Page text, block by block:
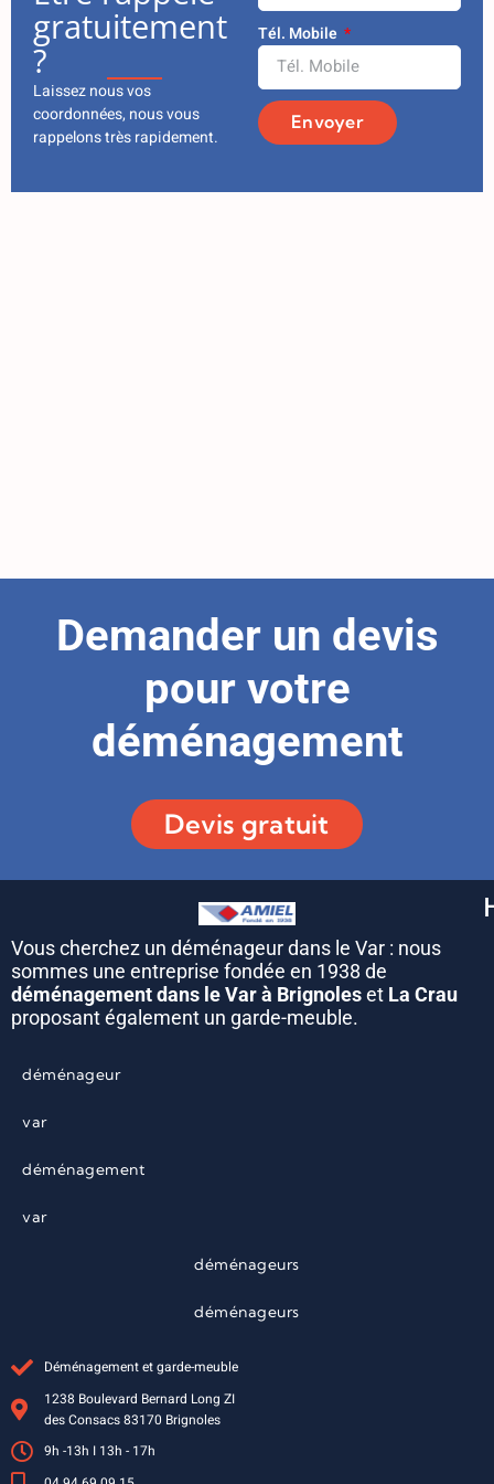
gratuitement
?
Laissez nous vos
coordonnées, nous vous
rappelons très rapidement.
Tél. Mobile
Envoyer
Demander un devis
pour votre
déménagement
Devis gratuit
Vous cherchez un déménageur dans le Var : nous
sommes une entreprise fondée en 1938 de
déménagement dans le Var à Brignoleset La Crau
proposant également un garde-meuble.
déménageur
var
déménagement
var
déménageurs
déménageurs
Déménagement et garde-meuble
1238 Boulevard Bernard Long ZI
des Consacs 83170 Brignoles
9h -13h I 13h - 17h